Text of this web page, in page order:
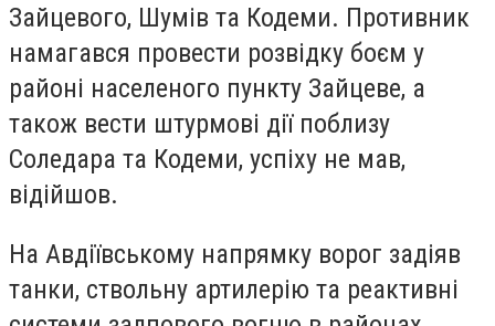
Зайцевого, Шумів та Кодеми. Противник
намагався провести розвідку боєм у
районі населеного пункту Зайцеве, а
також вести штурмові дії поблизу
Соледара та Кодеми, успіху не мав,
відійшов.
На Авдіївському напрямку ворог задіяв
танки, ствольну артилерію та реактивні